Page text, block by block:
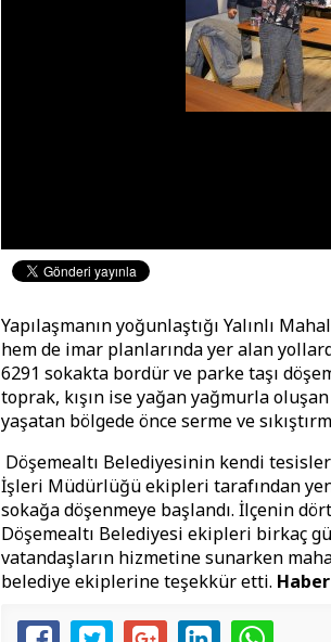
Yapılaşmanın yoğunlaştığı Yalınlı
hem de imar planlarında yer alan
6291 sokakta bordür ve parke taşı
toprak, kışın ise yağan yağmurla
yaşatan bölgede önce serme ve
Döşemealtı Belediyesinin kendi
İşleri Müdürlüğü ekipleri tarafından
sokağa döşenmeye başlandı. İlçenin
Döşemealtı Belediyesi ekipleri birkaç
vatandaşların hizmetine sunarken
belediye ekiplerine teşekkür etti.